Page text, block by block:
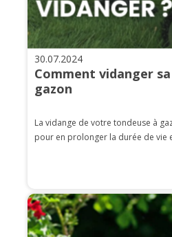
30.07.2024
Comment vidanger
gazon
La vidange de votre tondeuse à
pour en prolonger la durée de vie